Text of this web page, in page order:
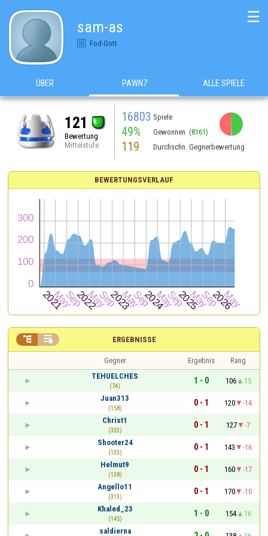
sam-as
Fod-Gott
☰
ÜBER PAWN7 ALLE SPIELE
121
Bewertung
Mittelstufe
16803 Spiele
49% Gewonnen (8161)
119 Durchschn. Gegnerbewertung
BEWERTUNGSVERLAUF
ERGEBNISSE
 
Gegner Ergebnis
Rang
TEHUELCHES
(74)
1 - 0 106
15
Juan313
(158)
0 - 1 120
-14
Christ1
(333)
0 - 1 127
-7
Shooter24
(133)
0 - 1 143
-16
Helmut9
(138)
0 - 1 160
-17
Angello11
(313)
0 - 1 170
-10
Khaled_23
(145)
1 - 0 154
16
saldierna